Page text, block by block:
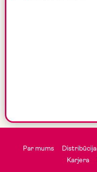
Par mums Distribūcija
Karjera